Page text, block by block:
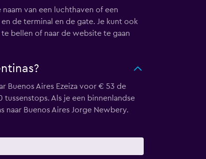
van een luchthaven of een
de terminal en de gate. Je kunt ook
bellen of naar de website te gaan
Buenos Aires Ezeiza voor € 53 de
Als je een binnenlandse
naar Buenos Aires Jorge Newbery.